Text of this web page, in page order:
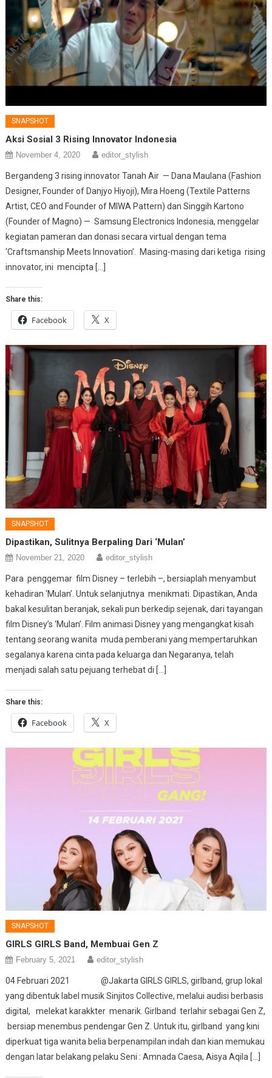
SNAPSHOT
Aksi Sosial 3 Rising Innovator Indonesia
November 4, 2020 editor_stylish
Bergandeng 3 rising innovator Tanah Air — Dana Maulana (Fashion
Designer, Founder of Danjyo Hiyoji), Mira Hoeng (Textile Patterns
Artist, CEO and Founder of MIWA Pattern) dan Singgih Kartono
(Founder of Magno) — Samsung Electronics Indonesia, menggelar
kegiatan pameran dan donasi secara virtual dengan tema
‘Craftsmanship Meets Innovation’. Masing-masing dari ketiga rising
innovator, ini mencipta […]
Share this:
Facebook X
SNAPSHOT
Dipastikan, Sulitnya Berpaling Dari ‘Mulan’
November 21, 2020 editor_stylish
Para penggemar film Disney – terlebih –, bersiaplah menyambut
kehadiran ‘Mulan’. Untuk selanjutnya menikmati. Dipastikan, Anda
bakal kesulitan beranjak, sekali pun berkedip sejenak, dari tayangan
film Disney’s ‘Mulan’. Film animasi Disney yang mengangkat kisah
tentang seorang wanita muda pemberani yang mempertaruhkan
segalanya karena cinta pada keluarga dan Negaranya, telah
menjadi salah satu pejuang terhebat di […]
Share this:
Facebook X
SNAPSHOT
GIRLS GIRLS Band, Membuai Gen Z
February 5, 2021 editor_stylish
04 Februari 2021 @Jakarta GIRLS GIRLS, girlband, grup lokal
yang dibentuk label musik Sinjitos Collective, melalui audisi berbasis
digital, melekat karakkter menarik. Girlband terlahir sebagai Gen Z,
bersiap menembus pendengar Gen Z. Untuk itu, girlband yang kini
diperkuat tiga wanita belia berpenampilan indah dan kian memukau
dengan latar belakang pelaku Seni : Amnada Caesa, Aisya Aqila […]